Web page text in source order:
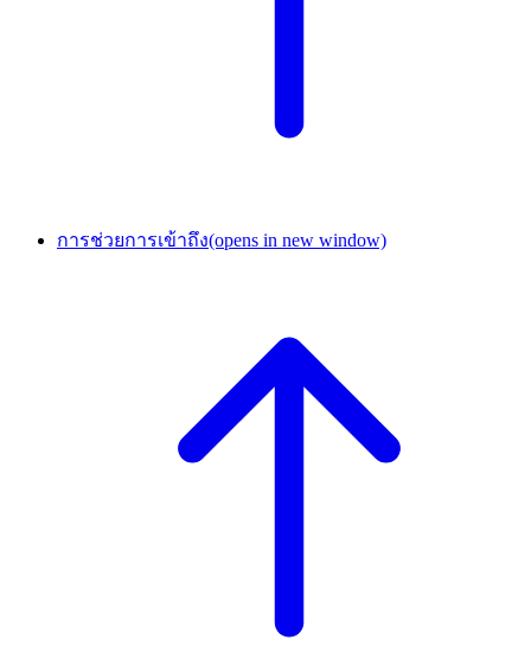
การช่วยการเข้าถึง(opens in new window)